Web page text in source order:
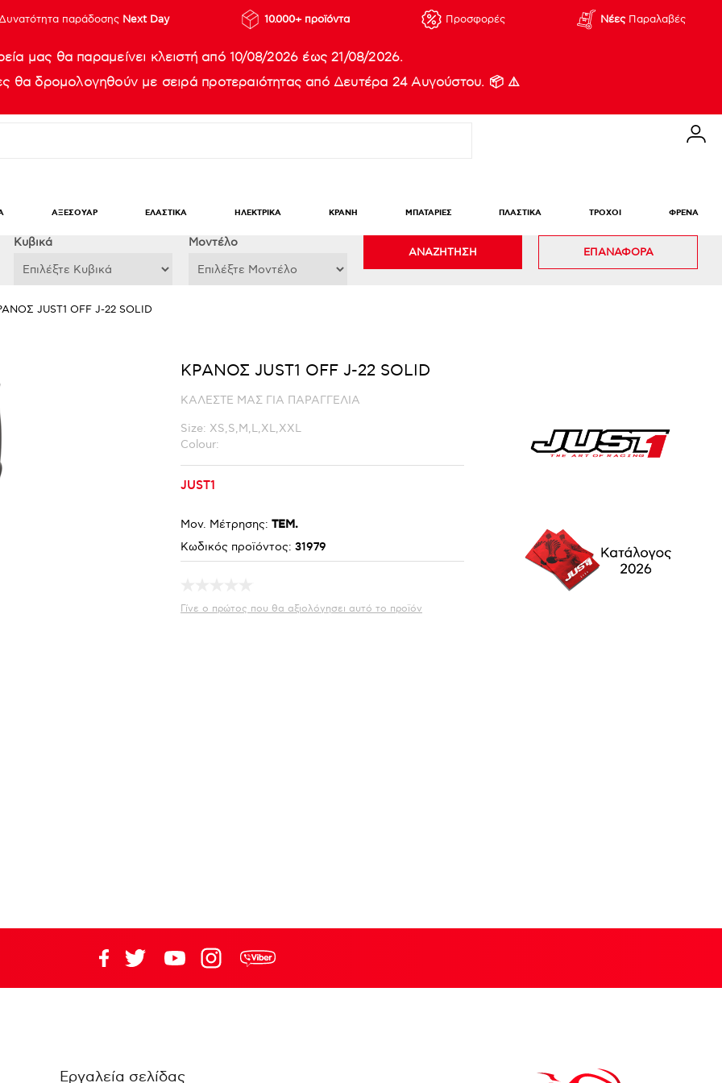
παράδοσης Next Day 10.000+ προϊόντα Προσφορές ΝέεςΠαραλαβές
μας θα παραμείνει κλειστή από 10/08/2026 έως 21/08/2026.
θα δρομολογηθούν με σειρά προτεραιότητας από Δευτέρα 24 Αυγούστου. 📦 ⚠️
ΑΞΕΣΟΥΑΡ ΕΛΑΣΤΙΚΑ ΗΛΕΚΤΡΙΚΑ ΚΡΑΝΗ ΜΠΑΤΑΡΙΕΣ ΠΛΑΣΤΙΚΑ ΤΡΟΧΟΙ ΦΡΕΝΑ
Κυβικά Μοντέλο
ΑΝΑΖΗΤΗΣΗ ΕΠΑΝΑΦΟΡΑ
JUST1 OFF J-22 SOLID
ΚΡΑΝΟΣ JUST1 OFF J-22 SOLID
ΚΑΛΕΣΤΕ ΜΑΣ ΓΙΑ ΠΑΡΑΓΓΕΛΙΑ
Size: XS,S,M,L,XL,XXL
Colour:
JUST1
Μον. Μέτρησης: ΤΕΜ.
Κωδικός προϊόντος: 31979
Γίνε ο πρώτος που θα αξιολόγησει αυτό το προϊόν
Εργαλεία σελίδας